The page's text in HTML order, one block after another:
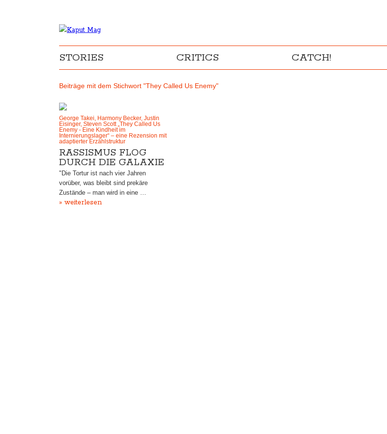
STORIES CRITICS CATCH!
Beiträge mit dem Stichwort "They Called Us Enemy"
George Takei, Harmony Becker, Justin
Eisinger, Steven Scott „They Called Us
Enemy - Eine Kindheit im
Internierungslager“ – eine Rezension mit
adaptierter Erzählstruktur
RASSISMUS FLOG
DURCH DIE GALAXIE
"Die Tortur ist nach vier Jahren
vorüber, was bleibt sind prekäre
Zustände – man wird in eine …
» weiterlesen